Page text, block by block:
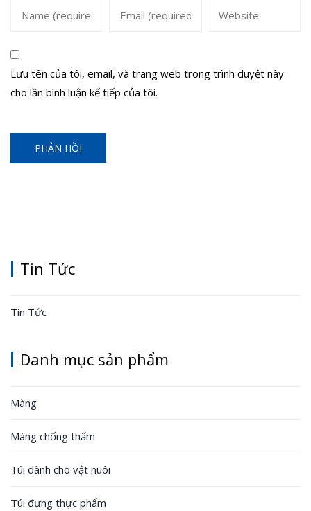
Lưu tên của tôi, email, và trang web trong trình duyệt này
cho lần bình luận kế tiếp của tôi.
Tin Tức
Tin Tức
Danh mục sản phẩm
Màng
Màng chống thấm
Túi dành cho vật nuôi
Túi đựng thực phẩm